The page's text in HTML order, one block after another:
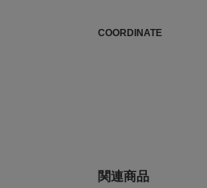
COORDINATE
関連商品